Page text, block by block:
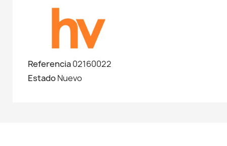
Referencia02160022
EstadoNuevo